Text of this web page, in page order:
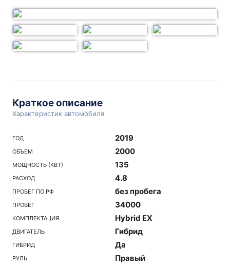
Краткое описание
Характеристик автомобиля
ГОД 2019
ОБЪЕМ 2000
МОЩНОСТЬ (КВТ) 135
РАСХОД 4.8
ПРОБЕГ ПО РФ без пробега
ПРОБЕГ 34000
КОМПЛЕКТАЦИЯ Hybrid EX
ДВИГАТЕЛЬ Гибрид
ГИБРИД Да
РУЛЬ Правый